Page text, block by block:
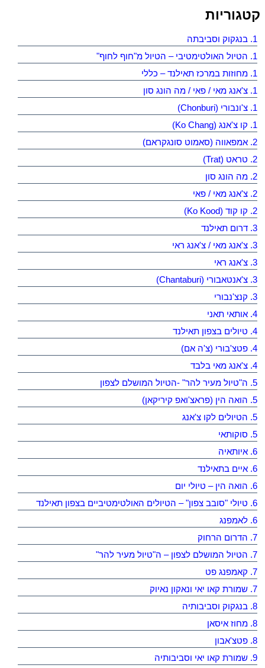
קטגוריות
1. בנגקוק וסביבתה
1. הטיול האולטימטיבי – הטיול מ"חוף לחוף"
1. מחוזות במרכז תאילנד – כללי
1. צ'אנג מאי / פאי / מה הונג סון
1. צ'ונבורי (Chonburi)
1. קו צ'אנג (Ko Chang)
2. אמפאווה (סאמוט סונגקראם)
2. טראט (Trat)
2. מה הונג סון
2. צ'אנג מאי / פאי
2. קו קוד (Ko Kood)
3. דרום תאילנד
3. צ'אנג מאי / צ'אנג ראי
3. צ'אנג ראי
3. צ'אנטאבורי (Chantaburi)
3. קנצ'נבורי
4. אותאי תאני
4. טיולים בצפון תאילנד
4. פטצ'בורי (צ'ה אם)
4. צ'אנג מאי בלבד
5. ה"טיול מעיר להר" -הטיול המושלם לצפון
5. הואה הין (פראצ'ואפ קיריקאן)
5. הטיולים לקו צ'אנג
5. סוקותאי
6. איותאיה
6. איים בתאילנד
6. הואה הין – טיולי יום
6. טיולי "סובב צפון" – הטיולים האולטימטיביים בצפון תאילנד
6. לאמפנג
7. הדרום הרחוק
7. הטיול המושלם לצפון – ה"טיול מעיר להר"
7. קאמפנג פט
7. שמורת קאו יאי ונאקון נאיוק
8. בנגקוק וסביבותיה
8. מחוז איסאן
8. פטצ'אבון
9. שמורת קאו יאי וסביבותיה